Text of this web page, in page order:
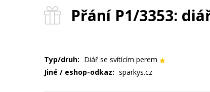
Přání P1/3353:
Typ/druh: Diář se svítícím perem
Jiné / eshop-odkaz: sparkys.cz